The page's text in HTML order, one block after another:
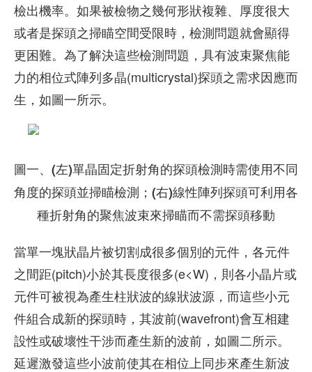
檢出機率。如果被檢物之幾何形狀複雜、厚度很大
或者是探頭之掃瞄空間受限時，檢測問題就會顯得
更困難。為了解決這些檢測問題，具有波束聚焦能
力的相位式陣列多晶(multicrystal)探頭之需求因應而
生，如圖一所示。
圖一、(左)單晶固定折射角的探頭檢測時需使用不同
角度的探頭並掃瞄檢測；(右)線性陣列探頭可利用各
種折射角的聚焦波束來掃瞄而不需探頭移動
當單一塊狀晶片被切割成很多個別的元件，各元件
之間距(pitch)小於其長度很多(e<W)，則各小晶片或
元件可被視為產生柱狀波的線狀波源，而這些小元
件組合成新的探頭時，其波前(wavefront)會互相建
設性或破壞性干涉而產生新的波前，如圖二所示。
延遲激發這些小波前使其在相位上同步來產生新波